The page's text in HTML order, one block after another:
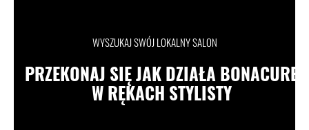
WYSZUKAJ SWÓJ LOKALNY SALON
PRZEKONAJ SIĘ JAK DZIAŁA BONACURE
W RĘKACH STYLISTY